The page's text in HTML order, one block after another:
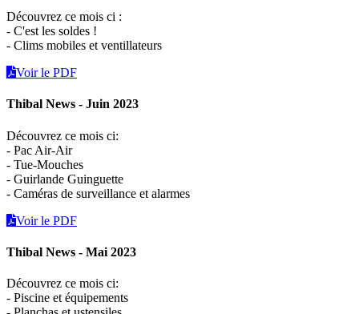
Découvrez ce mois ci :
- C'est les soldes !
- Clims mobiles et ventillateurs
Voir le PDF
Thibal News - Juin 2023
Découvrez ce mois ci:
- Pac Air-Air
- Tue-Mouches
- Guirlande Guinguette
- Caméras de surveillance et alarmes
Voir le PDF
Thibal News - Mai 2023
Découvrez ce mois ci:
- Piscine et équipements